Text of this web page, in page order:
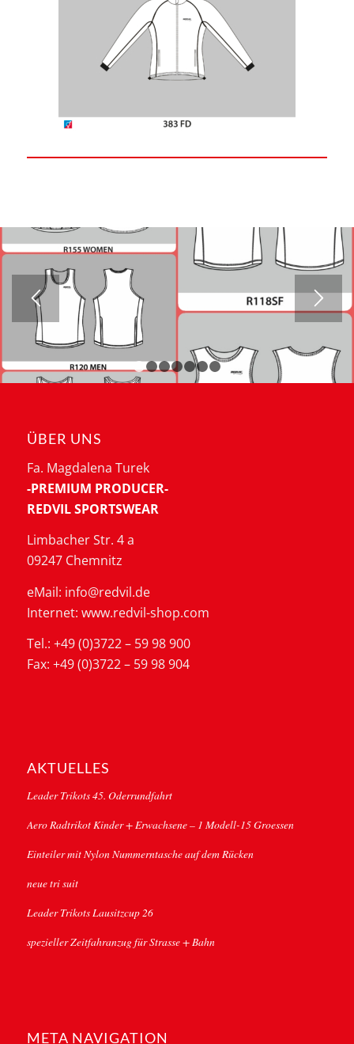
1 2 3 6
ÜBER UNS
Fa. Magdalena Turek
-PREMIUM PRODUCER-
REDVIL SPORTSWEAR
Limbacher Str. 4 a
09247 Chemnitz
eMail: info@redvil.de
Internet: www.redvil-shop.com
Tel.: +49 (0)3722 – 59 98 900
Fax: +49 (0)3722 – 59 98 904
AKTUELLES
Leader Trikots 45. Oderrundfahrt
Aero Radtrikot Kinder + Erwachsene – 1 Modell-15 Groessen
Einteiler mit Nylon Nummerntasche auf dem Rücken
neue tri suit
Leader Trikots Lausitzcup 26
spezieller Zeitfahranzug für Strasse + Bahn
META NAVIGATION